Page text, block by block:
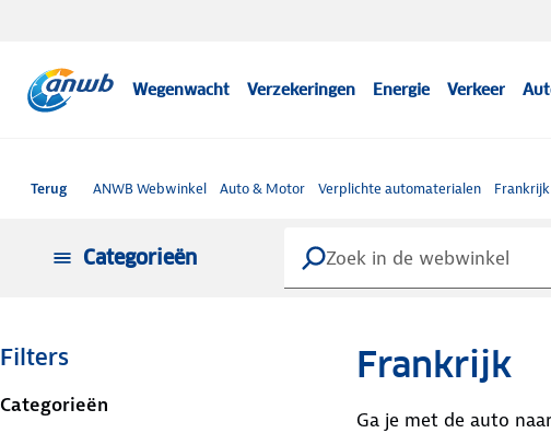
Wegenwacht Verzekeringen Energie Verkeer
Terug ANWB Webwinkel Auto & Motor Verplichte automaterialen Frankrijk
Categorieën
Filters
Categorieën
Frankrijk
Ga je met de auto